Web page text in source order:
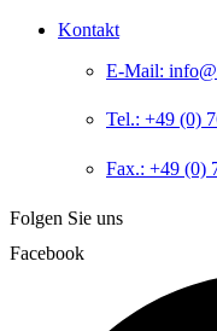
Kontakt
E-Mail:
Tel.: +49 (0)
Fax.: +49 (0)
Folgen Sie uns
Facebook